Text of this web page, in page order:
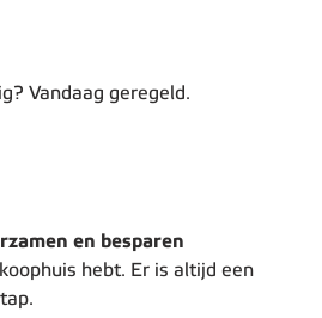
Vandaag geregeld.
en besparen
hebt. Er is altijd een